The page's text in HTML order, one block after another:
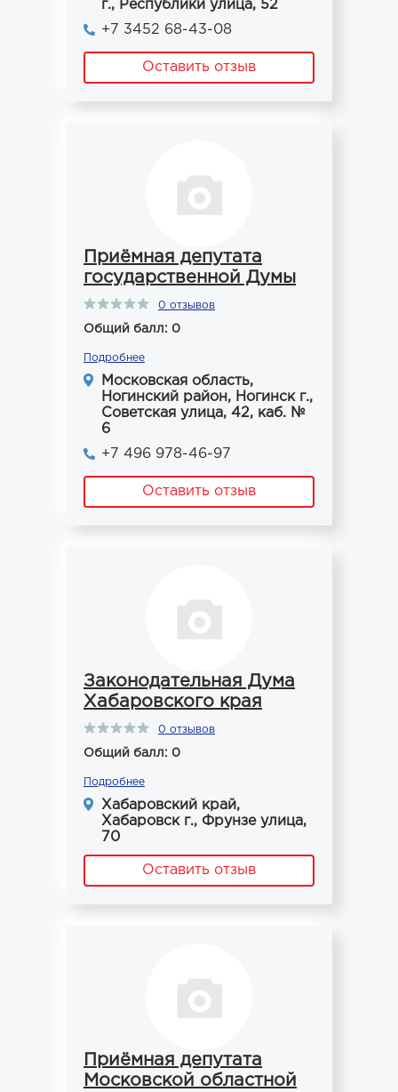
г., Республики улица, 52
+7 3452 68-43-08
Оставить отзыв
Приёмная депутата
государственной Думы
0 отзывов
Общий балл: 0
Подробнее
Московская область,
Ногинский район, Ногинск г.,
Советская улица, 42, каб. №
6
+7 496 978-46-97
Оставить отзыв
Законодательная Дума
Хабаровского края
0 отзывов
Общий балл: 0
Подробнее
Хабаровский край,
Хабаровск г., Фрунзе улица,
70
Оставить отзыв
Приёмная депутата
Московской областной